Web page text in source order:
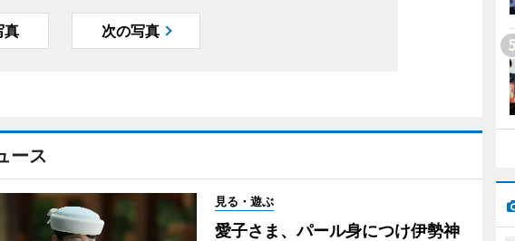
真 次の写真
ース
見る・遊ぶ
愛子さま、パール身につけ伊勢神